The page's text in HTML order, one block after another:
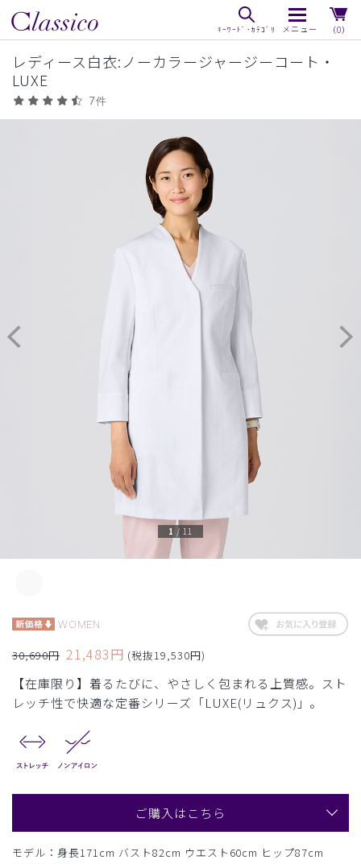
（0）
レディース白衣:ノーカラージャージーコート・
LUXE
7件
1 / 11
WOMEN
30,690円 21,483円 (税抜19,530円)
【在庫限り】着るたびに、やさしく包まれる上質感。スト
レッチ性で快適な定番シリーズ「LUXE(リュクス)」。
ご購入はこちら
モデル：身長171cm バスト82cm ウエスト60cm ヒップ87cm